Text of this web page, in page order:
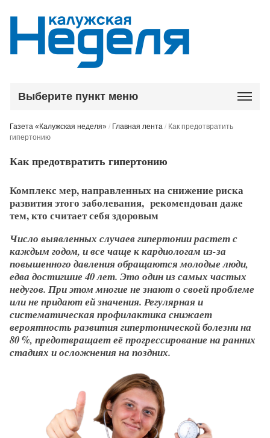
Выберите пункт меню
Газета «Калужская неделя» / Главная лента / Как предотвратить
гипертонию
Как предотвратить гипертонию
Комплекс мер, направленных на снижение риска
развития этого заболевания, рекомендован даже
тем, кто считает себя здоровым
Число выявленных случаев гипертонии растет с
каждым годом, и все чаще к кардиологам из-за
повышенного давления обращаются молодые люди,
едва достигшие 40 лет. Это один из самых частых
недугов. При этом многие не знают о своей проблеме
или не придают ей значения. Регулярная и
систематическая профилактика снижает
вероятность развития гипертонической болезни на
80 %, предотвращает её прогрессирование на ранних
стадиях и осложнения на поздних.